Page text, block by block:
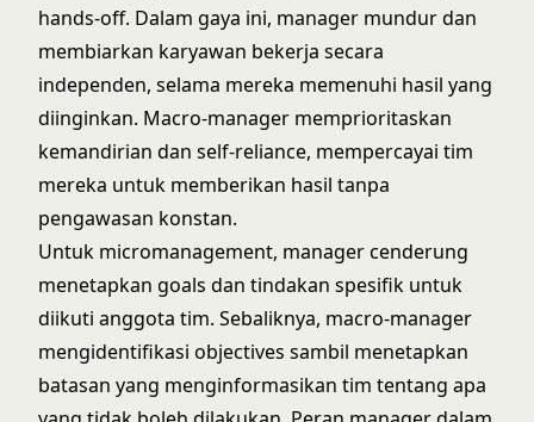
hands-off. Dalam gaya ini, manager mundur dan
membiarkan karyawan bekerja secara
independen, selama mereka memenuhi hasil yang
diinginkan. Macro-manager memprioritaskan
kemandirian dan self-reliance, mempercayai tim
mereka untuk memberikan hasil tanpa
pengawasan konstan.
Untuk micromanagement, manager cenderung
menetapkan goals dan tindakan spesifik untuk
diikuti anggota tim. Sebaliknya, macro-manager
mengidentifikasi objectives sambil menetapkan
batasan yang menginformasikan tim tentang apa